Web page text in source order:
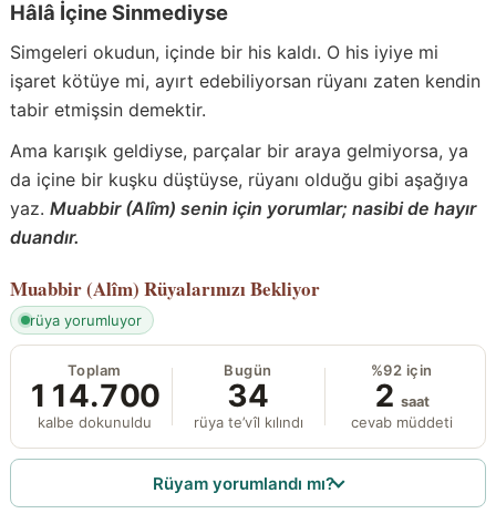
Hâlâ İçine Sinmediyse
Simgeleri okudun, içinde bir his kaldı. O his iyiye mi
işaret kötüye mi, ayırt edebiliyorsan rüyanı zaten kendin
tabir etmişsin demektir.
Ama karışık geldiyse, parçalar bir araya gelmiyorsa, ya
da içine bir kuşku düştüyse, rüyanı olduğu gibi aşağıya
yaz. Muabbir (Alîm) senin için yorumlar; nasibi de hayır
duandır.
Muabbir (Alîm) Rüyalarınızı Bekliyor
rüya yorumluyor
Toplam
114.700
kalbe dokunuldu
Bugün
34
rüya te’vîl kılındı
%92 için
2 saat
cevab müddeti
Rüyam yorumlandı mı?